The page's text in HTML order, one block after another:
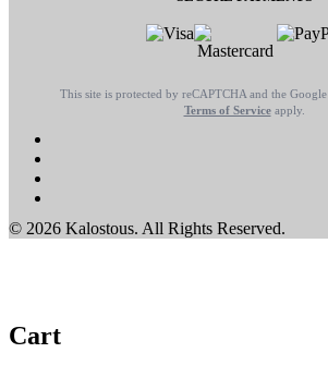
This site is protected by reCAPTCHA and the Google
Terms of Serviceapply.
© 2026 Kalostous. All Rights Reserved.
Cart